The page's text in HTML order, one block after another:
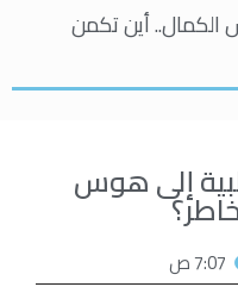
الكمال.. أين تكمن
إلى هوس
7:07 ص